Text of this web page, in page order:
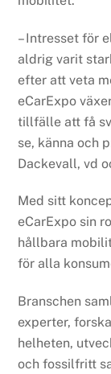
– Intresset för
aldrig varit
efter att veta
eCarExpo
tillfälle att få
se, känna och
Dackevall, vd
Med sitt
eCarExpo sin
hållbara
för alla
Branschen
experter,
helheten,
och fossilfritt